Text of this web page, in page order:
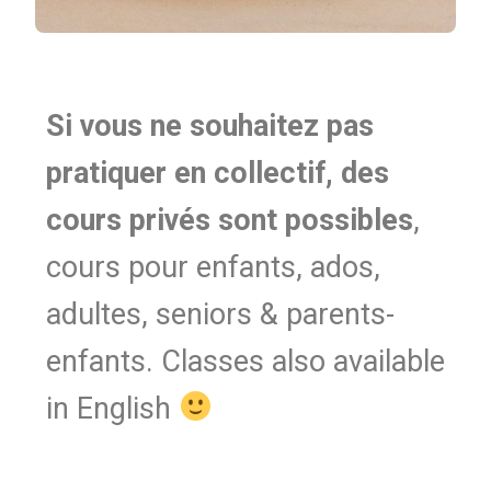
Si vous ne souhaitez pas
pratiquer en collectif, des
cours privés sont possibles,
cours pour enfants, ados,
adultes, seniors & parents-
enfants. Classes also available
in English